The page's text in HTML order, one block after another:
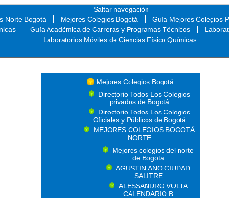
Saltar navegación
Norte Bogotá Mejores Colegios Bogotá Guía Mejores Colegios
Guía Académica de Carreras y Programas Técnicos
Laboratorios Móviles de Ciencias Físico Químicas
Mejores Colegios Bogotá
Directorio Todos Los Colegios
privados de Bogotá
Directorio Todos Los Colegios
Oficiales y Públicos de Bogotá
MEJORES COLEGIOS BOGOTÁ
NORTE
Mejores colegios del norte
de Bogota
AGUSTINIANO CIUDAD
SALITRE
ALESSANDRO VOLTA
CALENDARIO B